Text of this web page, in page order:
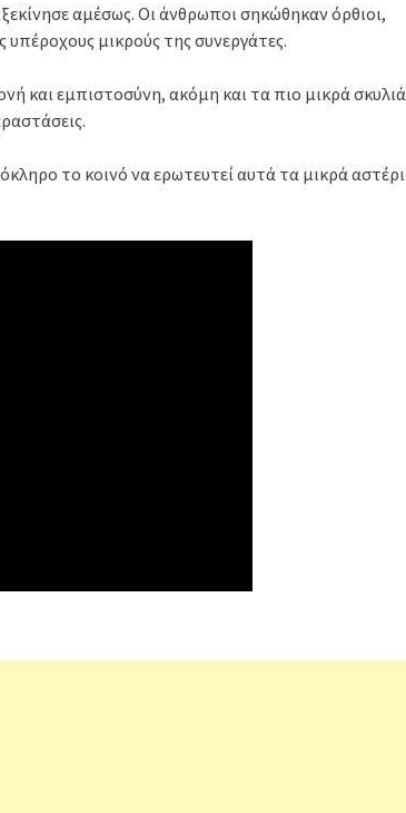
αμέσως. Οι άνθρωποι σηκώθηκαν όρθιοι,
μικρούς της συνεργάτες.
και εμπιστοσύνη, ακόμη και τα πιο μικρά σκυλιά
το κοινό να ερωτευτεί αυτά τα μικρά